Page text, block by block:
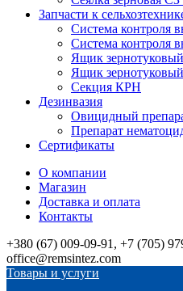
Запчасти к
Система контроля
Система контроля
Ящик
Ящик
Секция КРН
Дезинвазия
Овицидный
Препарат
Сертификаты
О компании
Магазин
Доставка и оплата
Контакты
+380 (67) 009-09-91, +7 (705)
office@remsintez.com
Товары и услуги